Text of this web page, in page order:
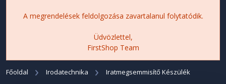
A megrendelések feldolgozása zavartalanul folytatódik.
Üdvözlettel,
FirstShop Team
Főoldal Irodatechnika Iratmegsemmisítő Készülék